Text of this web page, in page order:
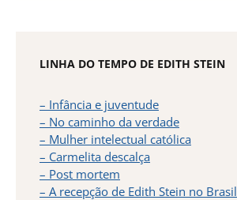
LINHA DO TEMPO DE EDITH STEIN
– Infância e juventude
– No caminho da verdade
– Mulher intelectual católica
– Carmelita descalça
– Post mortem
– A recepção de Edith Stein no Brasil